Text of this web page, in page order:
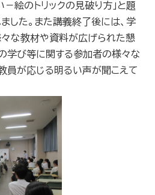
絵のトリックの見破り方」と題
した。また講義終了後には、学
な教材や資料が広げられた懇
学び等に関する参加者の様々な
員が応じる明るい声が聞こえて